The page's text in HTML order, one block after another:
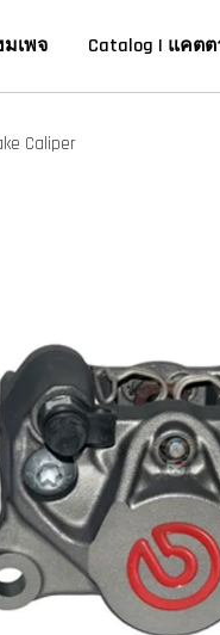
มเพจ Catalog | แคต
Caliper